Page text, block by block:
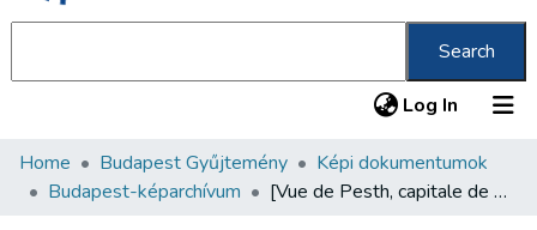
Search
Log In (current)
Communities & Collections
Home Budapest Gyűjtemény
Képi dokumentumok
Budapest-képarchívum
[Vue de Pesth, capitale de la Hongrie]